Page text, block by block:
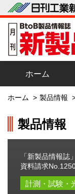
ホーム
ホーム > 製品情報
製品情報
「新製品情報誌
資料請求
計測・試験・